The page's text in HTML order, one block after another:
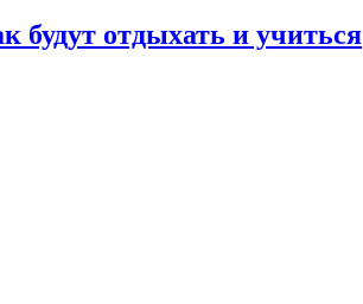
будут отдыхать и учиться